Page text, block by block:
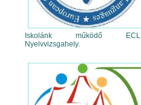
Iskolánk működő ECL
Nyelvvizsgahely.